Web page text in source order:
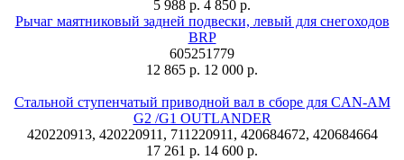
5 988 р. 4 850 р.
Рычаг маятниковый задней подвески, левый для снегоходов
BRP
605251779
12 865 р. 12 000 р.
Стальной ступенчатый приводной вал в сборе для CAN-AM
G2 /G1 OUTLANDER
420220913, 420220911, 711220911, 420684672, 420684664
17 261 р. 14 600 р.